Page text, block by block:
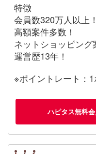
特徴
会員数320万人以上！
高額案件多数！
ネットショッピング
運営歴13年！
※ポイントレート：
ハピタス無料